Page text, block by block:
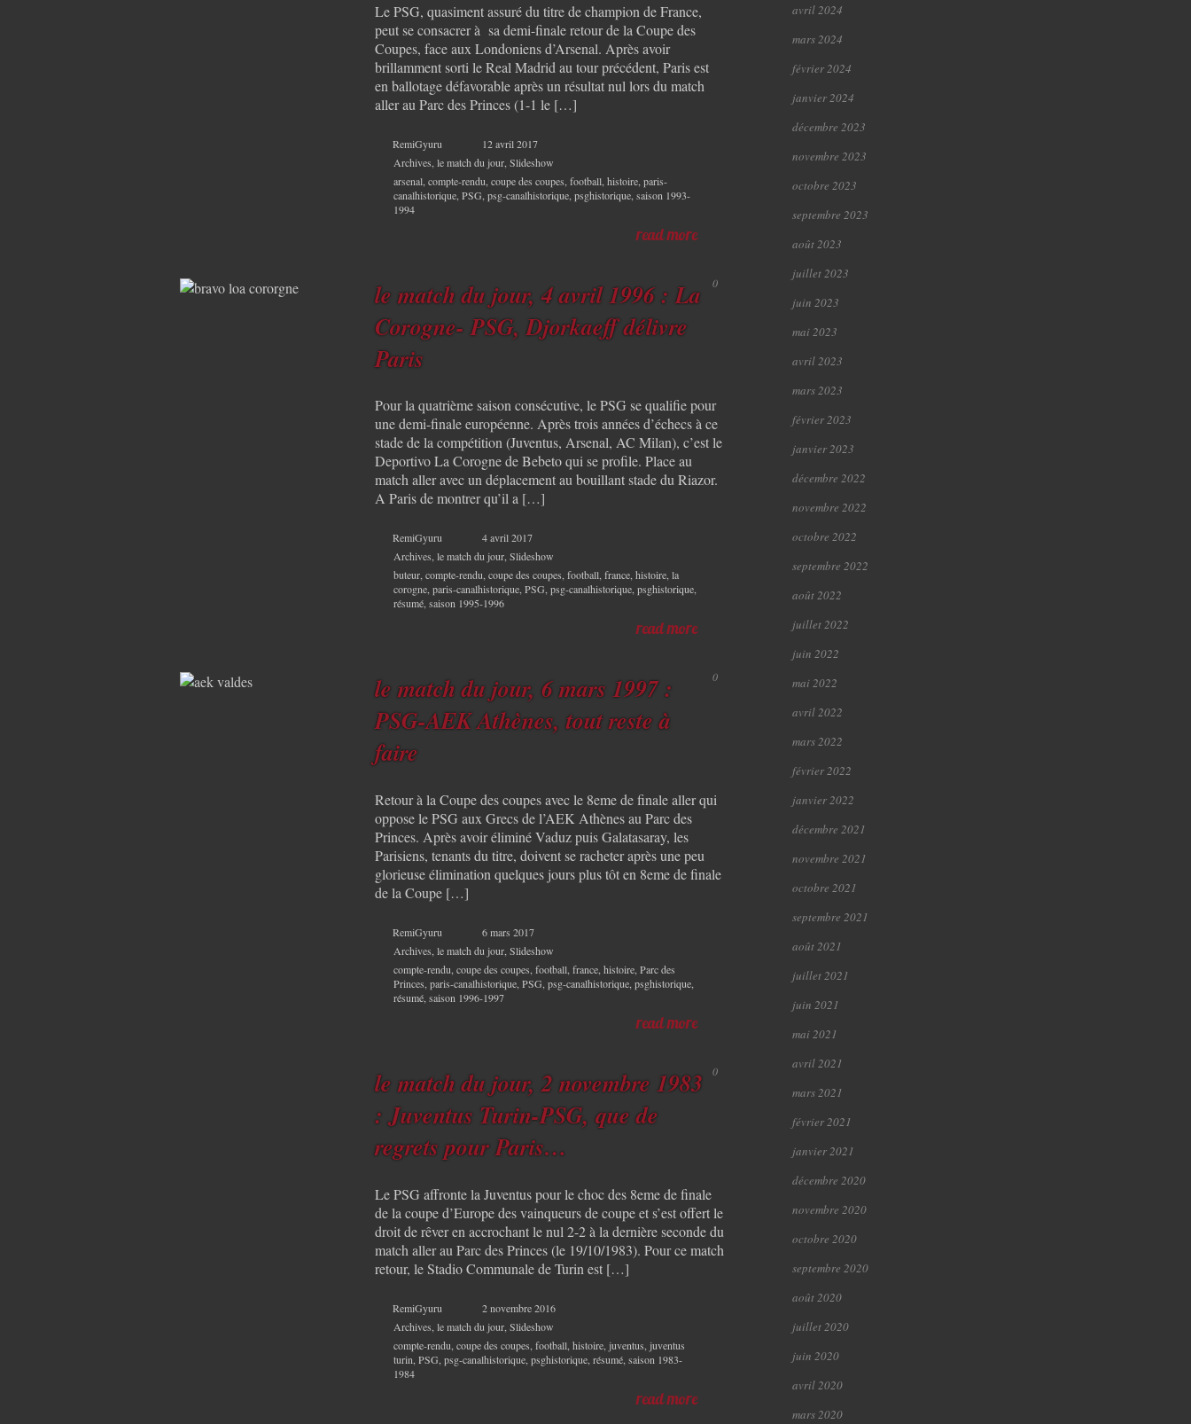
Le PSG, quasiment assuré du titre de champion de France,
peut se consacrer à sa demi-finale retour de la Coupe des
Coupes, face aux Londoniens d’Arsenal. Après avoir
brillamment sorti le Real Madrid au tour précédent, Paris est
en ballotage défavorable après un résultat nul lors du match
aller au Parc des Princes (1-1 le […]
RemiGyuru
12 avril 2017
Archives le match du jour Slideshow
arsenal compte-rendu coupe des coupes football histoire paris-
canalhistorique PSG psg-canalhistorique psghistorique saison 1993-
1994
read more
0
le match du jour, 4 avril 1996 : La
Corogne- PSG, Djorkaeff délivre
Paris
Pour la quatrième saison consécutive, le PSG se qualifie pour
une demi-finale européenne. Après trois années d’échecs à ce
stade de la compétition (Juventus, Arsenal, AC Milan), c’est le
Deportivo La Corogne de Bebeto qui se profile. Place au
match aller avec un déplacement au bouillant stade du Riazor.
A Paris de montrer qu’il a […]
RemiGyuru
4 avril 2017
Archives,le match du jour,Slideshow
buteur,compte-rendu,coupe des coupes,football,france,histoire,la
corogne,paris-canalhistorique,PSG,psg-canalhistorique,psghistorique,
résumé,saison 1995-1996
read more
0
le match du jour, 6 mars 1997 :
PSG-AEK Athènes, tout reste à
faire
Retour à la Coupe des coupes avec le 8eme de finale aller qui
oppose le PSG aux Grecs de l’AEK Athènes au Parc des
Princes. Après avoir éliminé Vaduz puis Galatasaray, les
Parisiens, tenants du titre, doivent se racheter après une peu
glorieuse élimination quelques jours plus tôt en 8eme de finale
de la Coupe […]
RemiGyuru
6 mars 2017
Archives le match du jour Slideshow
compte-rendu coupe des coupes football france histoire Parc des
Princes paris-canalhistorique PSG psg-canalhistorique psghistorique
résumé saison 1996-1997
read more
0
le match du jour, 2 novembre 1983
: Juventus Turin-PSG, que de
regrets pour Paris…
Le PSG affronte la Juventus pour le choc des 8eme de finale
de la coupe d’Europe des vainqueurs de coupe et s’est offert le
droit de rêver en accrochant le nul 2-2 à la dernière seconde du
match aller au Parc des Princes (le 19/10/1983). Pour ce match
retour, le Stadio Communale de Turin est […]
RemiGyuru
2 novembre 2016
Archives le match du jour Slideshow
compte-rendu coupe des coupes football histoire juventus juventus
turin PSG psg-canalhistorique psghistorique résumé saison 1983-
1984
read more
avril 2024
mars 2024
février 2024
janvier 2024
décembre 2023
novembre 2023
octobre 2023
septembre 2023
août 2023
juillet 2023
juin 2023
mai 2023
avril 2023
mars 2023
février 2023
janvier 2023
décembre 2022
novembre 2022
octobre 2022
septembre 2022
août 2022
juillet 2022
juin 2022
mai 2022
avril 2022
mars 2022
février 2022
janvier 2022
décembre 2021
novembre 2021
octobre 2021
septembre 2021
août 2021
juillet 2021
juin 2021
mai 2021
avril 2021
mars 2021
février 2021
janvier 2021
décembre 2020
novembre 2020
octobre 2020
septembre 2020
août 2020
juillet 2020
juin 2020
avril 2020
mars 2020